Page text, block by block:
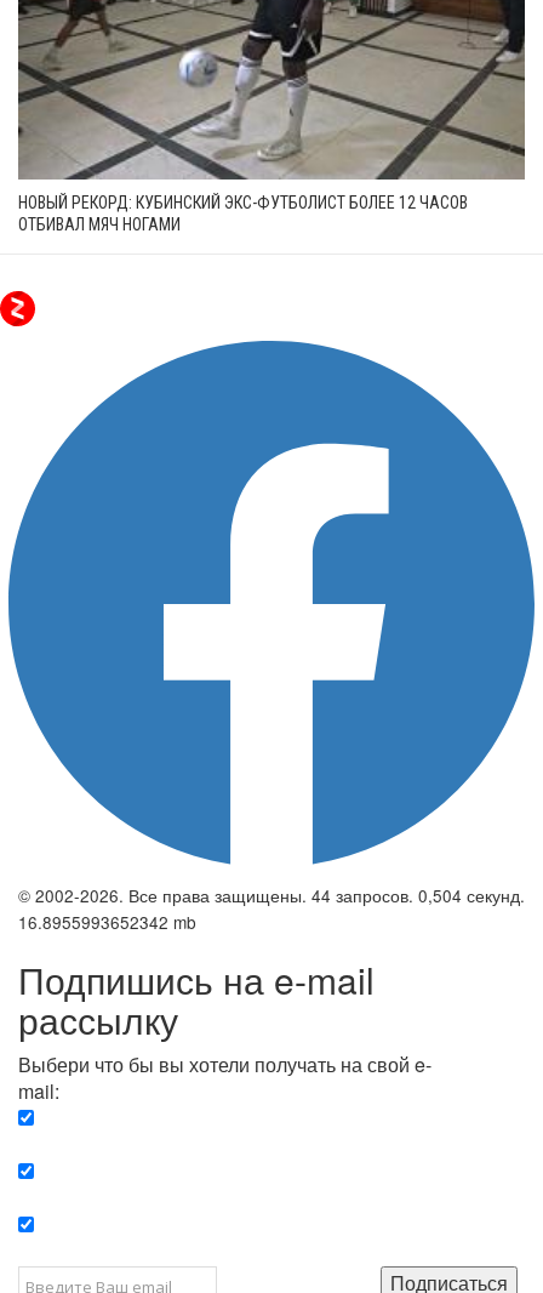
НОВЫЙ РЕКОРД: КУБИНСКИЙ ЭКС-ФУТБОЛИСТ БОЛЕЕ 12 ЧАСОВ
ОТБИВАЛ МЯЧ НОГАМИ
© 2002-2026. Все права защищены. 44 запросов. 0,504 секунд.
16.8955993652342 mb
Подпишись на e-mail
рассылку
Выбери что бы вы хотели получать на свой e-
mail:
Подписаться